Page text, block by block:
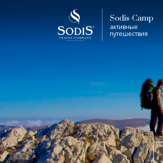
Sodis-Camp
активные
путешествия
Фильтр
Трофей (охота, рыбалка)
7 дней